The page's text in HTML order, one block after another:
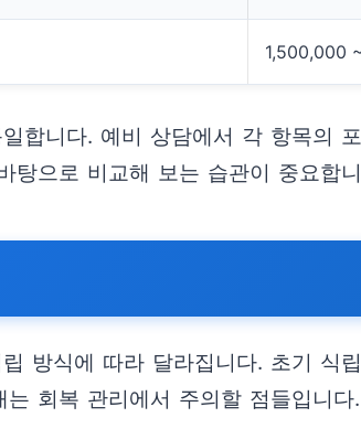
1,500,000
합니다. 예비 상담에서 각 항목의
탕으로 비교해 보는 습관이 중요합
방식에 따라 달라집니다. 초기 식
회복 관리에서 주의할 점들입니다.